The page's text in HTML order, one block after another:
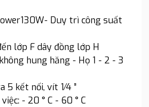
Duy trì công suất
lớp F dây đồng lớp H
hung hăng - Họ 1 - 2 - 3
5 kết nối, vít 1⁄4 ”
- 20 ° C - 60 ° C